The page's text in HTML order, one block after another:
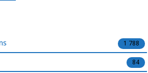
1 788
84